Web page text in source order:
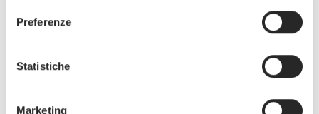
Preferenze
Statistiche
Marketing